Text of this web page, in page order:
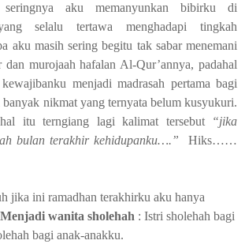
seringnya aku memanyunkan bibirku di
selalu tertawa menghadapi tingkah
aku masih sering begitu tak sabar menemani
dan murojaah hafalan Al-Qur’annya, padahal
menjadi madrasah pertama bagi
banyak nikmat yang ternyata belum kusyukuri.
itu terngiang lagi kalimat tersebut
“jika
bulan terakhir kehidupanku….” Hiks……
jika ini ramadhan terakhirku aku hanya
Menjadi wanita sholehah : Istri sholehah bagi
bagi anak-anakku.